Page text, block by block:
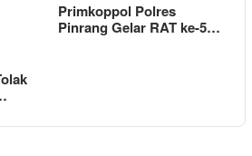
Primkoppol Polres
Pinrang Gelar RAT ke-5…